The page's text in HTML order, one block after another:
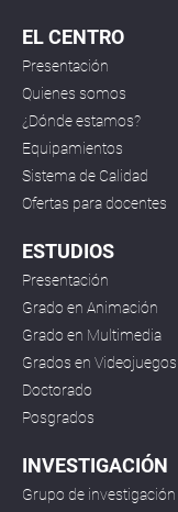
EL CENTRO
Presentación
Quienes somos
¿Dónde estamos?
Equipamientos
Sistema de Calidad
Ofertas para docentes
ESTUDIOS
Presentación
Grado en Animación
Grado en Multimedia
Grados en Videojuegos
Doctorado
Posgrados
INVESTIGACIÓN
Grupo de investigación